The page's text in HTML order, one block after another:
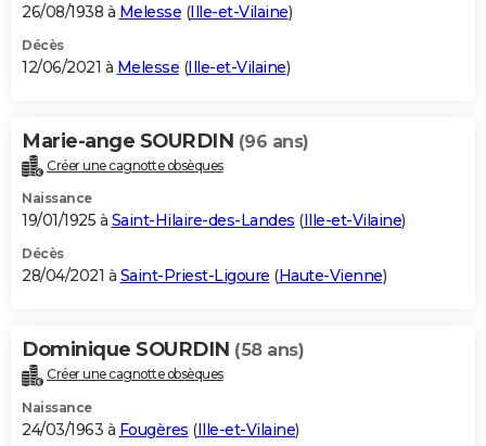
26/08/1938 à Melesse (Ille-et-Vilaine)
Décès
12/06/2021 à Melesse (Ille-et-Vilaine)
Marie-ange SOURDIN (96 ans)
Créer une cagnotte obsèques
Naissance
19/01/1925 à Saint-Hilaire-des-Landes (Ille-et-Vilaine)
Décès
28/04/2021 à Saint-Priest-Ligoure (Haute-Vienne)
Dominique SOURDIN (58 ans)
Créer une cagnotte obsèques
Naissance
24/03/1963 à Fougères (Ille-et-Vilaine)